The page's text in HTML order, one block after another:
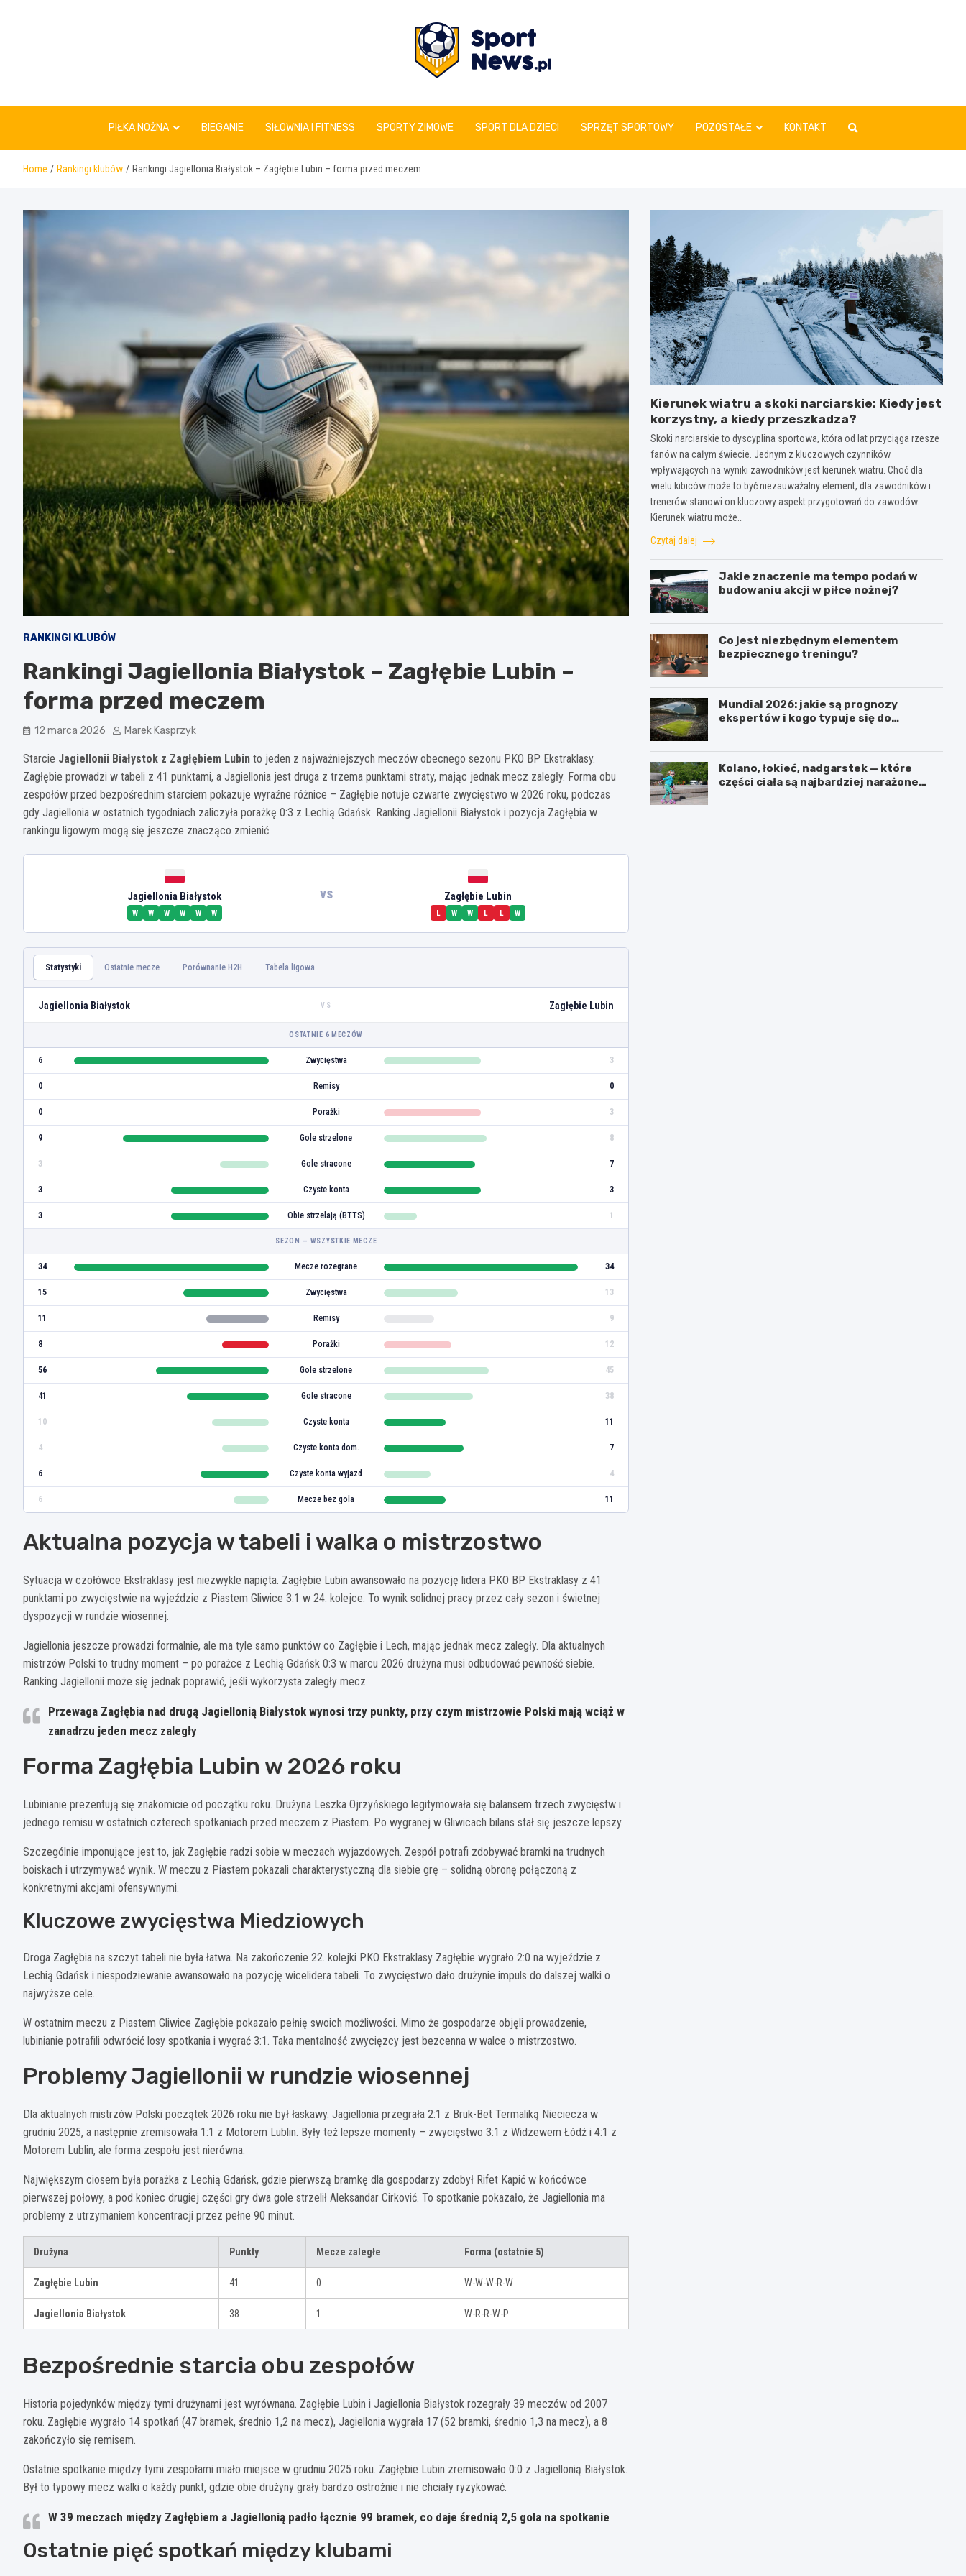
www.sportnews.pl
PIŁKA NOŻNA BIEGANIE SIŁOWNIA I FITNESS SPORTY ZIMOWE SPORT DLA DZIECI SPRZĘT SPORTOWY POZOSTAŁE KONTAKT
Home Rankingi klubów Rankingi Jagiellonia Białystok – Zagłębie Lubin – forma przed meczem
RANKINGI KLUBÓW
Rankingi Jagiellonia Białystok – Zagłębie Lubin –
forma przed meczem
12 marca 2026 Marek Kasprzyk
Starcie Jagiellonii Białystok z Zagłębiem Lubin to jeden z najważniejszych meczów obecnego sezonu PKO BP Ekstraklasy.
Zagłębie prowadzi w tabeli z 41 punktami, a Jagiellonia jest druga z trzema punktami straty, mając jednak mecz zaległy. Forma obu
zespołów przed bezpośrednim starciem pokazuje wyraźne różnice – Zagłębie notuje czwarte zwycięstwo w 2026 roku, podczas
gdy Jagiellonia w ostatnich tygodniach zaliczyła porażkę 0:3 z Lechią Gdańsk. Ranking Jagiellonii Białystok i pozycja Zagłębia w
rankingu ligowym mogą się jeszcze znacząco zmienić.
Jagiellonia Białystok
W W W W W W
vs Zagłębie Lubin
L W W L L W
Statystyki Ostatnie mecze Porównanie H2H Tabela ligowa
Jagiellonia Białystok VS Zagłębie Lubin
OSTATNIE 6 MECZÓW
6 Zwycięstwa 3
0 Remisy 0
0 Porażki 3
9 Gole strzelone 8
3 Gole stracone 7
3 Czyste konta 3
3 Obie strzelają (BTTS) 1
SEZON — WSZYSTKIE MECZE
34 Mecze rozegrane 34
15 Zwycięstwa 13
11 Remisy 9
8 Porażki 12
56 Gole strzelone 45
41 Gole stracone 38
10 Czyste konta 11
4 Czyste konta dom. 7
6 Czyste konta wyjazd 4
6 Mecze bez gola 11
Aktualna pozycja w tabeli i walka o mistrzostwo
Sytuacja w czołówce Ekstraklasy jest niezwykle napięta. Zagłębie Lubin awansowało na pozycję lidera PKO BP Ekstraklasy z 41
punktami po zwycięstwie na wyjeździe z Piastem Gliwice 3:1 w 24. kolejce. To wynik solidnej pracy przez cały sezon i świetnej
dyspozycji w rundzie wiosennej.
Jagiellonia jeszcze prowadzi formalnie, ale ma tyle samo punktów co Zagłębie i Lech, mając jednak mecz zaległy. Dla aktualnych
mistrzów Polski to trudny moment – po porażce z Lechią Gdańsk 0:3 w marcu 2026 drużyna musi odbudować pewność siebie.
Ranking Jagiellonii może się jednak poprawić, jeśli wykorzysta zaległy mecz.
Przewaga Zagłębia nad drugą Jagiellonią Białystok wynosi trzy punkty, przy czym mistrzowie Polski mają wciąż w
zanadrzu jeden mecz zaległy
Forma Zagłębia Lubin w 2026 roku
Lubinianie prezentują się znakomicie od początku roku. Drużyna Leszka Ojrzyńskiego legitymowała się balansem trzech zwycięstw i
jednego remisu w ostatnich czterech spotkaniach przed meczem z Piastem. Po wygranej w Gliwicach bilans stał się jeszcze lepszy.
Szczególnie imponujące jest to, jak Zagłębie radzi sobie w meczach wyjazdowych. Zespół potrafi zdobywać bramki na trudnych
boiskach i utrzymywać wynik. W meczu z Piastem pokazali charakterystyczną dla siebie grę – solidną obronę połączoną z
konkretnymi akcjami ofensywnymi.
Kluczowe zwycięstwa Miedziowych
Droga Zagłębia na szczyt tabeli nie była łatwa. Na zakończenie 22. kolejki PKO Ekstraklasy Zagłębie wygrało 2:0 na wyjeździe z
Lechią Gdańsk i niespodziewanie awansowało na pozycję wicelidera tabeli. To zwycięstwo dało drużynie impuls do dalszej walki o
najwyższe cele.
W ostatnim meczu z Piastem Gliwice Zagłębie pokazało pełnię swoich możliwości. Mimo że gospodarze objęli prowadzenie,
lubinianie potrafili odwrócić losy spotkania i wygrać 3:1. Taka mentalność zwycięzcy jest bezcenna w walce o mistrzostwo.
Problemy Jagiellonii w rundzie wiosennej
Dla aktualnych mistrzów Polski początek 2026 roku nie był łaskawy. Jagiellonia przegrała 2:1 z Bruk-Bet Termaliką Nieciecza w
grudniu 2025, a następnie zremisowała 1:1 z Motorem Lublin. Były też lepsze momenty – zwycięstwo 3:1 z Widzewem Łódź i 4:1 z
Motorem Lublin, ale forma zespołu jest nierówna.
Największym ciosem była porażka z Lechią Gdańsk, gdzie pierwszą bramkę dla gospodarzy zdobył Rifet Kapić w końcówce
pierwszej połowy, a pod koniec drugiej części gry dwa gole strzelił Aleksandar Cirković. To spotkanie pokazało, że Jagiellonia ma
problemy z utrzymaniem koncentracji przez pełne 90 minut.
Drużyna Punkty Mecze zaległe Forma (ostatnie 5)
Zagłębie Lubin 41 0 W-W-W-R-W
Jagiellonia Białystok 38 1 W-R-R-W-P
Bezpośrednie starcia obu zespołów
Historia pojedynków między tymi drużynami jest wyrównana. Zagłębie Lubin i Jagiellonia Białystok rozegrały 39 meczów od 2007
roku. Zagłębie wygrało 14 spotkań (47 bramek, średnio 1,2 na mecz), Jagiellonia wygrała 17 (52 bramki, średnio 1,3 na mecz), a 8
zakończyło się remisem.
Ostatnie spotkanie między tymi zespołami miało miejsce w grudniu 2025 roku. Zagłębie Lubin zremisowało 0:0 z Jagiellonią Białystok.
Był to typowy mecz walki o każdy punkt, gdzie obie drużyny grały bardzo ostrożnie i nie chciały ryzykować.
W 39 meczach między Zagłębiem a Jagiellonią padło łącznie 99 bramek, co daje średnią 2,5 gola na spotkanie
Ostatnie pięć spotkań między klubami
Kierunek wiatru a skoki narciarskie: Kiedy jest
korzystny, a kiedy przeszkadza?
Skoki narciarskie to dyscyplina sportowa, która od lat przyciąga rzesze
fanów na całym świecie. Jednym z kluczowych czynników
wpływających na wyniki zawodników jest kierunek wiatru. Choć dla
wielu kibiców może to być niezauważalny element, dla zawodników i
trenerów stanowi on kluczowy aspekt przygotowań do zawodów.
Kierunek wiatru może…
Czytaj dalej
Jakie znaczenie ma tempo podań w
budowaniu akcji w piłce nożnej?
Co jest niezbędnym elementem
bezpiecznego treningu?
Mundial 2026: jakie są prognozy
ekspertów i kogo typuje się do
Kolano, łokieć, nadgarstek — które
części ciała są najbardziej narażone